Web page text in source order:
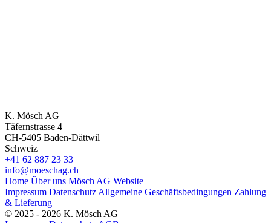
K. Mösch AG
Täfernstrasse 4
CH-5405 Baden-Dättwil
Schweiz
+41 62 887 23 33
info@moeschag.ch
Home Über uns Mösch AG Website
Impressum Datenschutz Allgemeine Geschäftsbedingungen Zahlung
& Lieferung
© 2025 - 2026 K. Mösch AG